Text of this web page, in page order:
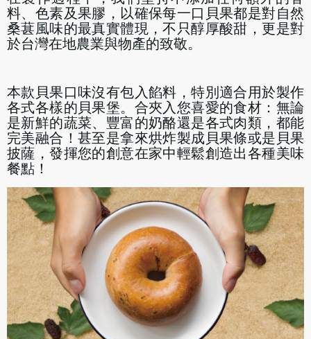
料、色素及果膠，以確保每一口貝果都是對自然
桑葚風味的最真實體現，不只醇厚酸甜，更是對
於台灣在地農業與物產的致敬。
本款貝果口味沒有包入餡料，特別適合用於製作
各式各樣的貝果堡。合夾入您喜愛的食材：無論
是新鮮的蔬菜、豐富的奶酪還是各式肉類，都能
完美融合！甚至是拿來烘炸製成貝果條或是貝果
披薩，發揮您的創意在家中輕鬆創造出各種美味
餐點！